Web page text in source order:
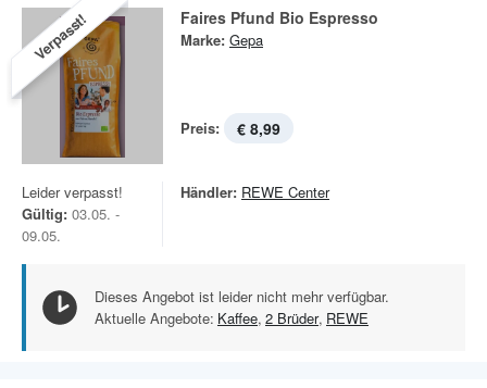
Verpasst! Faires Pfund Bio Espresso
Marke: Gepa
Preis: € 8,99
Leider verpasst!
Gültig: 03.05. -
09.05.
Händler: REWE Center
Dieses Angebot ist leider nicht mehr verfügbar.
Aktuelle Angebote: Kaffee, 2 Brüder, REWE